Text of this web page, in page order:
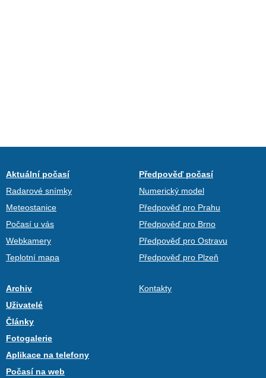
Aktuální počasí
Radarové snímky
Meteostanice
Počasí u vás
Webkamery
Teplotní mapa
Předpověď počasí
Numerický model
Předpověď pro Prahu
Předpověď pro Brno
Předpověď pro Ostravu
Předpověď pro Plzeň
Archiv
Uživatelé
Články
Fotogalerie
Aplikace na telefony
Počasí na web
Kontakty